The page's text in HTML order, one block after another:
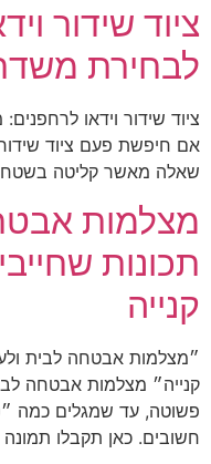
ציוד שידור
לבחירת
ציוד שידור וידאו
אם חיפשת פעם ציוד שידור
שאלה מאשר קליטה בשטח
מצלמות
תכונות
קנייה
״מצלמות אבטחה לבית
קנייה״ מצלמות אבטחה
פשוטה, עד שמגלים כמה
חשובים. כאן תקבלו